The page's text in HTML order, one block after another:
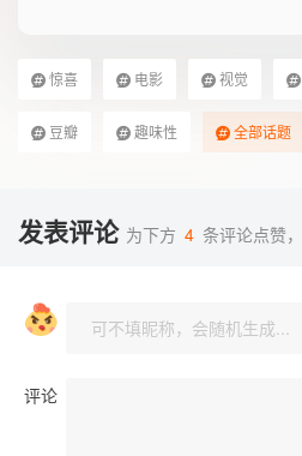
惊喜 电影 视觉
豆瓣 趣味性 全部话题
发表评论 为下方 4 条评论点赞，
评论